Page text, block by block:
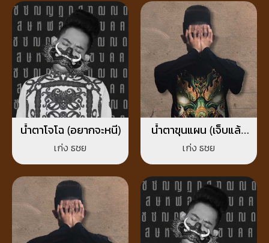
น้ำตาโจโฉ (อยากจะหนี)
เก่ง ธชย
น้ำตาขุนแผน (เจ็บแล้ว
ทำไมต้องรัก)
เก่ง ธชย